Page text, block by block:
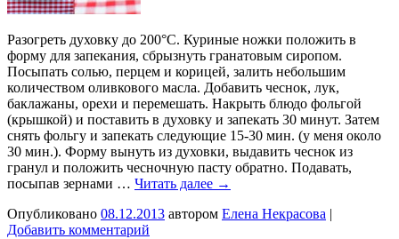
Разогреть духовку до 200°C. Куриные ножки положить в
форму для запекания, сбрызнуть гранатовым сиропом.
Посыпать солью, перцем и корицей, залить небольшим
количеством оливкового масла. Добавить чеснок, лук,
баклажаны, орехи и перемешать. Накрыть блюдо фольгой
(крышкой) и поставить в духовку и запекать 30 минут. Затем
снять фольгу и запекать следующие 15-30 мин. (у меня около
30 мин.). Форму вынуть из духовки, выдавить чеснок из
гранул и положить чесночную пасту обратно. Подавать,
посыпав зернами … Читать далее →
Опубликовано 08.12.2013 автором Елена Некрасова |
Добавить комментарий